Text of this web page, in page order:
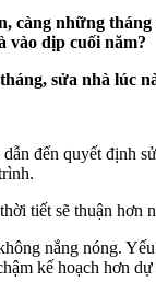
càng những
vào dịp cuối năm?
sửa nhà lúc
đến quyết định
tiết sẽ thuận
nắng nóng.
kế hoạch hơn